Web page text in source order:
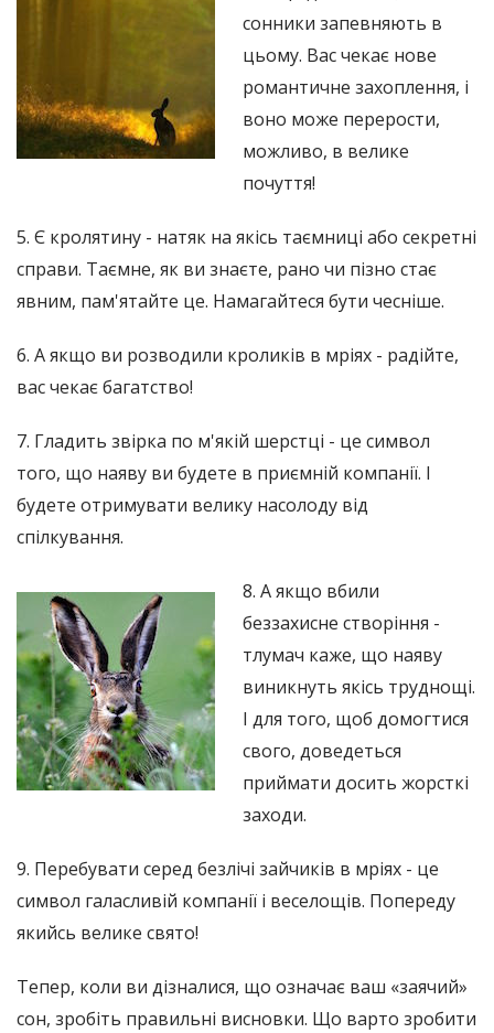
сонники запевняють в
цьому. Вас чекає нове
романтичне захоплення, і
воно може перерости,
можливо, в велике
почуття!
5. Є кролятину - натяк на якісь таємниці або секретні
справи. Таємне, як ви знаєте, рано чи пізно стає
явним, пам'ятайте це. Намагайтеся бути чесніше.
6. А якщо ви розводили кроликів в мріях - радійте,
вас чекає багатство!
7. Гладить звірка по м'якій шерстці - це символ
того, що наяву ви будете в приємній компанії. І
будете отримувати велику насолоду від
спілкування.
8. А якщо вбили
беззахисне створіння -
тлумач каже, що наяву
виникнуть якісь труднощі.
І для того, щоб домогтися
свого, доведеться
приймати досить жорсткі
заходи.
9. Перебувати серед безлічі зайчиків в мріях - це
символ галасливій компанії і веселощів. Попереду
якийсь велике свято!
Тепер, коли ви дізналися, що означає ваш «заячий»
сон, зробіть правильні висновки. Що варто зробити